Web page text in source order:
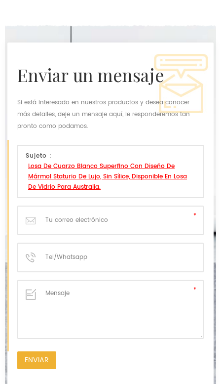
enviar un mensaje
Si está interesado en nuestros productos y desea conocer
más detalles, deje un mensaje aquí, le responderemos tan
pronto como podamos.
Sujeto :
Losa De Cuarzo Blanco Superfino Con Diseño De
Mármol Staturio De Lujo, Sin Sílice, Disponible En Losa
De Vidrio Para Australia.